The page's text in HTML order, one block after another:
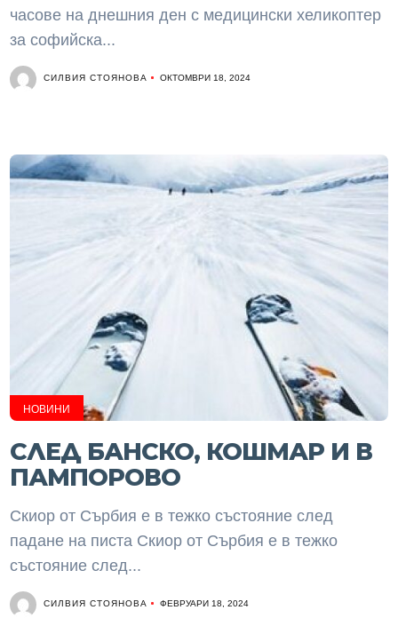
часове на днешния ден с медицински хеликоптер
за софийска...
СИЛВИЯ СТОЯНОВА ОКТОМВРИ 18, 2024
НОВИНИ
СЛЕД БАНСКО, КОШМАР И В
ПАМПОРОВО
Скиор от Сърбия е в тежко състояние след
падане на писта Скиор от Сърбия е в тежко
състояние след...
СИЛВИЯ СТОЯНОВА ФЕВРУАРИ 18, 2024